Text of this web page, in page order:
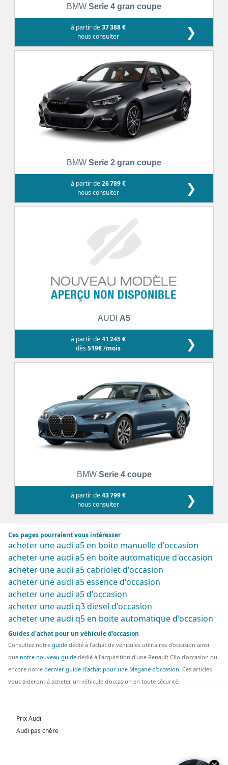
BMW Serie 4 gran coupe
à partir de37 388 €
nous consulter
❯
BMW Serie 2 gran coupe
à partir de26 789 €
nous consulter
❯
AUDI A5
à partir de41 245 €
dès519€ /mois ❯
BMW Serie 4 coupe
à partir de43 799 €
nous consulter
❯
Ces pages pourraient vous intéresser
acheter une audi a5 en boite manuelle d'occasion
acheter une audi a5 en boite automatique d'occasion
acheter une audi a5 cabriolet d'occasion
acheter une audi a5 essence d'occasion
acheter une audi a5 d'occasion
acheter une audi q3 diesel d'occasion
acheter une audi q5 en boite automatique d'occasion
Guides d'achat pour un véhicule d'occasion
Consultez notre guide dédié à l'achat de véhicules utilitaires d'occasion ainsi
que notre nouveau guide dédié à l'acquisition d'une Renault Clio d'occasion ou
encore notre dernier guide d'achat pour une Megane d'occasion . Ces articles
vous aideront à acheter un véhicule d'occasion en toute sécurité.
Prix Audi
Audi pas chère